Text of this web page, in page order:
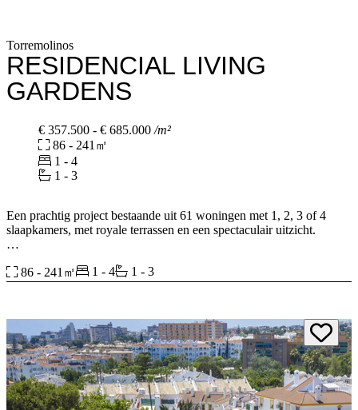
Torremolinos
RESIDENCIAL LIVING
GARDENS
€ 357.500 - € 685.000 /m²
86 - 241㎡
1 - 4
1 - 3
Een prachtig project bestaande uit 61 woningen met 1, 2, 3 of 4
slaapkamers, met royale terrassen en een spectaculair uitzicht.
voor extra gemak.
esthetiek die het project karakter geeft en tegelijk harmonieus
aansluit bij de omgeving. De locatie is zo ontworpen dat het licht de
hoofdrol speelt in de woning en zorgt voor harmonie en comfort.
Dit project valt op door zijn focus op functionaliteit, met nadruk op
de woonkamer, eetkamer en open keuken. De ruime kamers gaan
naadloos over in de buitenruimte dankzij terrassen en grote ramen
86 - 241㎡ 1 - 4 1 - 3